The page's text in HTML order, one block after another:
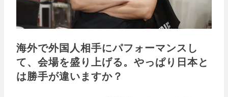
海外で外国人相手にパフォーマンスし
て、会場を盛り上げる。やっぱり日本と
は勝手が違いますか？